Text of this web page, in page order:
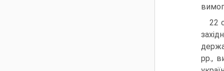
22
рр.,